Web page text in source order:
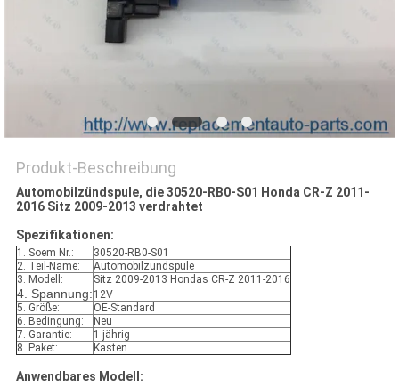
Produkt-Beschreibung
Automobilzündspule, die 30520-RB0-S01 Honda CR-Z 2011-
2016 Sitz 2009-2013 verdrahtet
Spezifikationen:
1. Soem Nr.:
30520-RB0-S01
2. Teil-Name:
Automobilzündspule
3. Modell:
Sitz 2009-2013 Hondas CR-Z 2011-2016
4. Spannung: 12V
5. Größe:
OE-Standard
6. Bedingung:
Neu
7. Garantie:
1-jährig
8. Paket:
Kasten
Anwendbares Modell: